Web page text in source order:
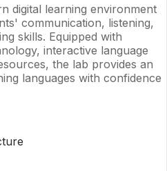
digital learning environment
communication, listening,
skills. Equipped with
interactive language
the lab provides an
languages with confidence